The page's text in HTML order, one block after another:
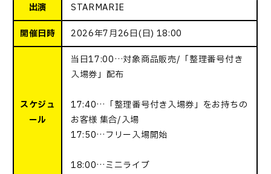
出演 STARMARIE
開催日時 2026年7月26日(日) 18:00
スケジュ
ール
当日17:00…対象商品販売/「整理番号付き
入場券」配布
17:40…「整理番号付き入場券」をお持ちの
お客様 集合/入場
17:50…フリー入場開始
18:00…ミニライブ